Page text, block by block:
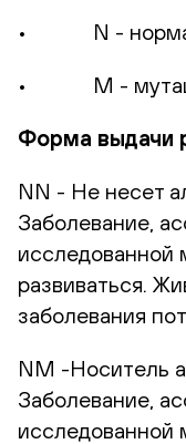
• N -
• M -
Форма выдачи
NN - Не несет
Заболевание,
исследованной
развиваться.
заболевания
NM -Носитель
Заболевание,
исследованной